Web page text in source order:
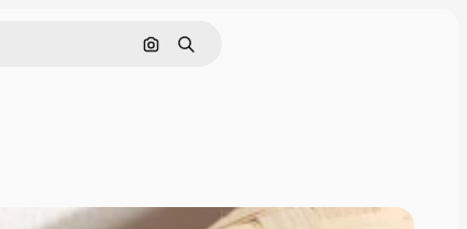
Cerca per immagine
Ricerca